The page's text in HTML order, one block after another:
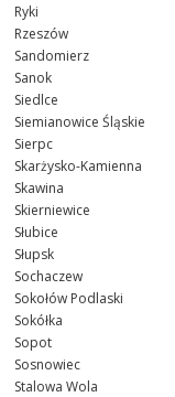
Ryki
Rzeszów
Sandomierz
Sanok
Siedlce
Siemianowice Śląskie
Sierpc
Skarżysko-Kamienna
Skawina
Skierniewice
Słubice
Słupsk
Sochaczew
Sokołów Podlaski
Sokółka
Sopot
Sosnowiec
Stalowa Wola